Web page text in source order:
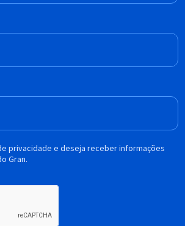
privacidade e deseja receber informações
Gran.